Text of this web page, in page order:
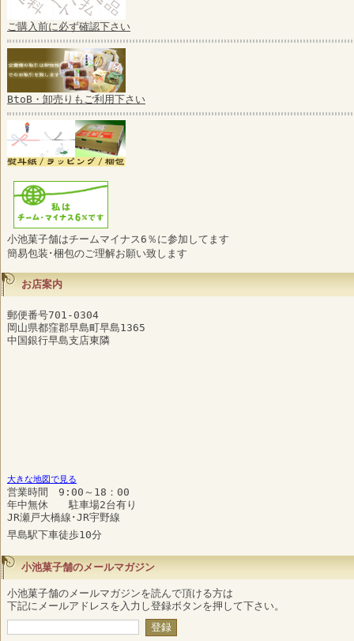
ご購入前に必ず確認下さい
BtoB・卸売りもご利用下さい
小池菓子舗はチームマイナス6％に参加してます
簡易包装･梱包のご理解お願い致します
お店案内
郵便番号701-0304
岡山県都窪郡早島町早島1365
中国銀行早島支店東隣
大きな地図で見る
営業時間 9:00～18：00
年中無休 駐車場2台有り
JR瀬戸大橋線･JR宇野線
早島駅下車徒歩10分
小池菓子舗のメールマガジン
小池菓子舗のメールマガジンを読んで頂ける方は
下記にメールアドレスを入力し登録ボタンを押して下さい。